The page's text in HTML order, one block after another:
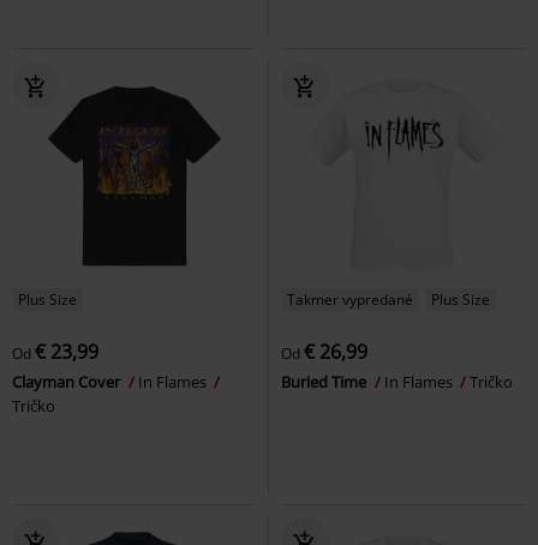
Plus Size
Od € 23,99
Clayman Cover
In Flames
Tričko
Takmer vypredané Plus Size
Od € 26,99
Buried Time In Flames Tričko